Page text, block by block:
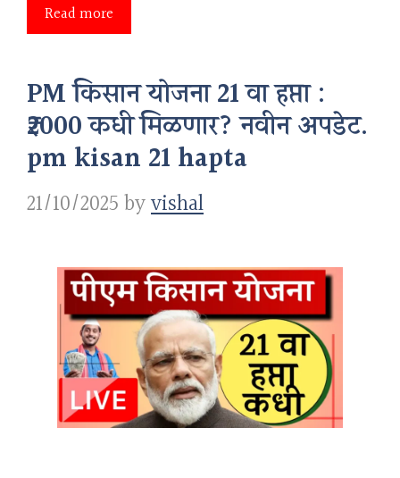
Read more
PM किसान योजना 21 वा हप्ता :
₹2000 कधी मिळणार? नवीन अपडेट.
pm kisan 21 hapta
21/10/2025byvishal